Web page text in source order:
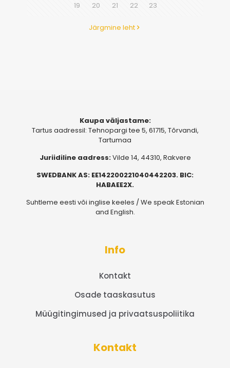
19
20 21 22 23
Järgmine leht
Kaupa väljastame:
Tartus aadressil: Tehnopargi tee 5, 61715, Tõrvandi,
Tartumaa
Juriidiline aadress:Vilde 14, 44310, Rakvere
SWEDBANK AS: EE142200221040442203. BIC:
HABAEE2X.
Suhtleme eesti või inglise keeles / We speak Estonian
and English.
Info
Kontakt
Osade taaskasutus
Müügitingimused ja privaatsuspoliitika
Kontakt